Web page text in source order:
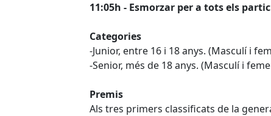
11:05h - Esmorzar per a tots els
Categories
-Junior, entre 16 i 18 anys. (Masculí i
-Senior, més de 18 anys. (Masculí i
Premis
Als tres primers classificats de la